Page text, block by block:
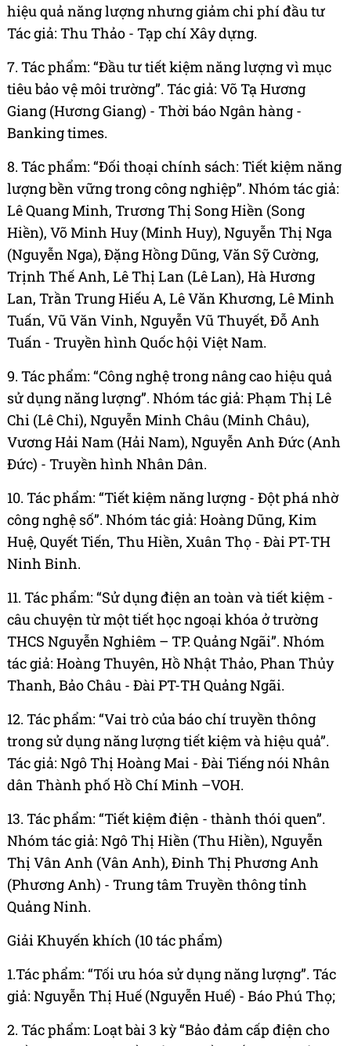
hiệu quả năng lượng nhưng giảm chi phí đầu tư
Tác giả: Thu Thảo - Tạp chí Xây dựng.
7. Tác phẩm: “Đầu tư tiết kiệm năng lượng vì mục
tiêu bảo vệ môi trường”. Tác giả: Võ Tạ Hương
Giang (Hương Giang) - Thời báo Ngân hàng -
Banking times.
8. Tác phẩm: “Đối thoại chính sách: Tiết kiệm năng
lượng bền vững trong công nghiệp”. Nhóm tác giả:
Lê Quang Minh, Trương Thị Song Hiền (Song
Hiền), Võ Minh Huy (Minh Huy), Nguyễn Thị Nga
(Nguyễn Nga), Đặng Hồng Dũng, Văn Sỹ Cường,
Trịnh Thế Anh, Lê Thị Lan (Lê Lan), Hà Hương
Lan, Trần Trung Hiếu A, Lê Văn Khương, Lê Minh
Tuấn, Vũ Văn Vinh, Nguyễn Vũ Thuyết, Đỗ Anh
Tuấn - Truyền hình Quốc hội Việt Nam.
9. Tác phẩm: “Công nghệ trong nâng cao hiệu quả
sử dụng năng lượng”. Nhóm tác giả: Phạm Thị Lê
Chi (Lê Chi), Nguyễn Minh Châu (Minh Châu),
Vương Hải Nam (Hải Nam), Nguyễn Anh Đức (Anh
Đức) - Truyền hình Nhân Dân.
10. Tác phẩm: “Tiết kiệm năng lượng - Đột phá nhờ
công nghệ số”. Nhóm tác giả: Hoàng Dũng, Kim
Huệ, Quyết Tiến, Thu Hiền, Xuân Thọ - Đài PT-TH
Ninh Binh.
11. Tác phẩm: “Sử dụng điện an toàn và tiết kiệm -
câu chuyện từ một tiết học ngoại khóa ở trường
THCS Nguyễn Nghiêm – TP. Quảng Ngãi”. Nhóm
tác giả: Hoàng Thuyên, Hồ Nhật Thảo, Phan Thủy
Thanh, Bảo Châu - Đài PT-TH Quảng Ngãi.
12. Tác phẩm: “Vai trò của báo chí truyền thông
trong sử dụng năng lượng tiết kiệm và hiệu quả”.
Tác giả: Ngô Thị Hoàng Mai - Đài Tiếng nói Nhân
dân Thành phố Hồ Chí Minh –VOH.
13. Tác phẩm: “Tiết kiệm điện - thành thói quen”.
Nhóm tác giả: Ngô Thị Hiền (Thu Hiền), Nguyễn
Thị Vân Anh (Vân Anh), Đinh Thị Phương Anh
(Phương Anh) - Trung tâm Truyền thông tỉnh
Quảng Ninh.
Giải Khuyến khích (10 tác phẩm)
1.Tác phẩm: “Tối ưu hóa sử dụng năng lượng”. Tác
giả: Nguyễn Thị Huế (Nguyễn Huế) - Báo Phú Thọ;
2. Tác phẩm: Loạt bài 3 kỳ “Bảo đảm cấp điện cho